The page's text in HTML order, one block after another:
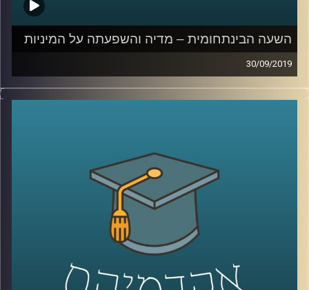
השעה הבינתחומית – מדיה והשפעתה על המיניות
30/09/2019
המדיות השונות משפיעות על אורחות חיינו
זוהי בדיוק השאלה שד"ר קרן צור-איל מביה"ס
סמי עופר לתקשורת חוקרת.
בשעה שבהחלט יכולה להילמד במסגרת שיעורי
חינוך מיני בבתי הספר, מסבירה ד"ר צור-איל
כיצד סדרות פופולריות משפיעות על תפיסת